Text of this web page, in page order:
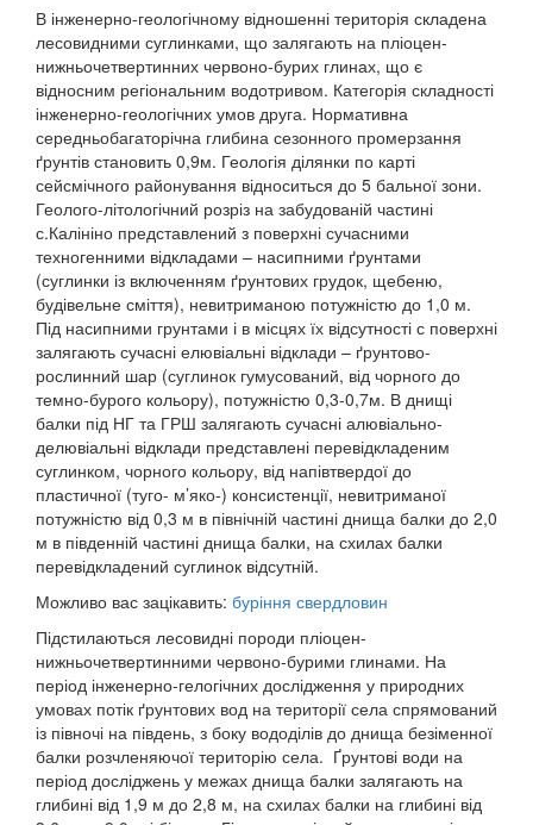
В інженерно-геологічному відношенні територія складена
лесовидними суглинками, що залягають на пліоцен-
нижньочетвертинних червоно-бурих глинах, що є
відносним регіональним водотривом. Категорія складності
інженерно-геологічних умов друга. Нормативна
середньобагаторічна глибина сезонного промерзання
ґрунтів становить 0,9м. Геологія ділянки по карті
сейсмічного районування відноситься до 5 бальної зони.
Геолого-літологічний розріз на забудованій частині
с.Калініно представлений з поверхні сучасними
техногенними відкладами – насипними ґрунтами
(суглинки із включенням ґрунтових грудок, щебеню,
будівельне сміття), невитриманою потужністю до 1,0 м.
Під насипними грунтами і в місцях їх відсутності с поверхні
залягають сучасні елювіальні відклади – ґрунтово-
рослинний шар (суглинок гумусований, від чорного до
темно-бурого кольору), потужністю 0,3-0,7м. В днищі
балки під НГ та ГРШ залягають сучасні алювіально-
делювіальні відклади представлені перевідкладеним
суглинком, чорного кольору, від напівтвердої до
пластичної (туго- м’яко-) консистенції, невитриманої
потужністю від 0,3 м в північній частині днища балки до 2,0
м в південній частині днища балки, на схилах балки
перевідкладений суглинок відсутній.
Можливо вас зацікавить: буріння свердловин
Підстилаються лесовидні породи пліоцен-
нижньочетвертинними червоно-бурими глинами. На
період інженерно-гелогічних дослідження у природних
умовах потік ґрунтових вод на території села спрямований
із півночі на південь, з боку вододілів до днища безіменної
балки розчленяючої територію села. Ґрунтові води на
період досліджень у межах днища балки залягають на
глибині від 1,9 м до 2,8 м, на схилах балки на глибині від